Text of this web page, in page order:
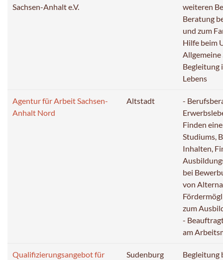
Sachsen-Anhalt e.V.
weiteren
Beratung
und zum
Hilfe beim
Begleitung
Lebens
Agentur für Arbeit Sachsen-
Anhalt Nord
Altstadt
-
Finden
Studiums,
Inhalten,
bei
von
zum
-
am
Qualifizierungsangebot für
Sudenburg
Begleitung